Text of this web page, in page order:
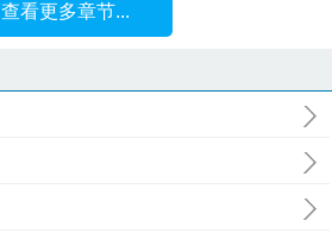
查看更多章节...